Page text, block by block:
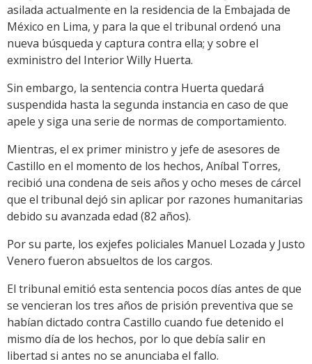
asilada actualmente en la residencia de la Embajada de
México en Lima, y para la que el tribunal ordenó una
nueva búsqueda y captura contra ella; y sobre el
exministro del Interior Willy Huerta.
Sin embargo, la sentencia contra Huerta quedará
suspendida hasta la segunda instancia en caso de que
apele y siga una serie de normas de comportamiento.
Mientras, el ex primer ministro y jefe de asesores de
Castillo en el momento de los hechos, Aníbal Torres,
recibió una condena de seis años y ocho meses de cárcel
que el tribunal dejó sin aplicar por razones humanitarias
debido su avanzada edad (82 años).
Por su parte, los exjefes policiales Manuel Lozada y Justo
Venero fueron absueltos de los cargos.
El tribunal emitió esta sentencia pocos días antes de que
se vencieran los tres años de prisión preventiva que se
habían dictado contra Castillo cuando fue detenido el
mismo día de los hechos, por lo que debía salir en
libertad si antes no se anunciaba el fallo.